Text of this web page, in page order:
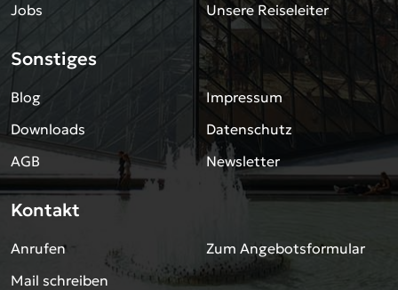
Jobs Unsere Reiseleiter
Sonstiges
Blog
Downloads
AGB
Impressum
Datenschutz
Newsletter
Kontakt
Anrufen
Mail schreiben
Zum Angebotsformular